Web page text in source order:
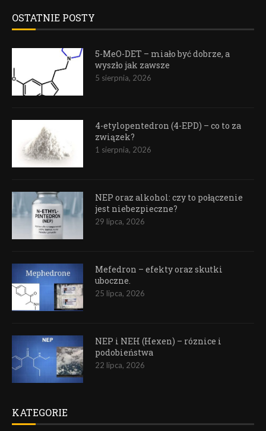
OSTATNIE POSTY
5-MeO-DET – miało być dobrze, a
wyszło jak zawsze
5 sierpnia, 2026
4-etylopentedron (4-EPD) – co to za
związek?
1 sierpnia, 2026
NEP oraz alkohol: czy to połączenie
jest niebezpieczne?
29 lipca, 2026
Mefedron – efekty oraz skutki
uboczne.
25 lipca, 2026
NEP i NEH (Hexen) – róznice i
podobieństwa
22 lipca, 2026
KATEGORIE